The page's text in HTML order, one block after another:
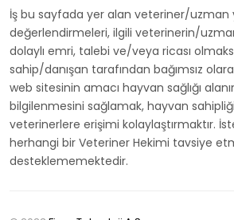
İş bu sayfada yer alan veteriner/uzman
değerlendirmeleri, ilgili veterinerin/
dolaylı emri, talebi ve/veya ricası
sahip/danışan tarafından bağımsız
web sitesinin amacı hayvan sağlığı
bilgilenmesini sağlamak, hayvan
veterinerlere erişimi kolaylaştırmaktır.
herhangi bir Veteriner Hekimi tavsiye
desteklememektedir.